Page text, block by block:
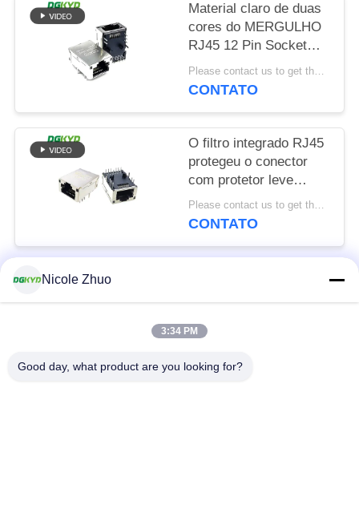
Material claro de duas
cores do MERGULHO
RJ45 12 Pin Socket
Connector PA66
Please contact us to get the latest price. MOQ:Negociação
CONTATO
O filtro integrado RJ45
protegeu o conector
com protetor leve
8P12C
Please contact us to get the latest price. MOQ:Negociação
CONTATO
Categorias populares
rj45
rj45
Nicole Zhuo
3:34 PM
Good day, what product are you looking for?